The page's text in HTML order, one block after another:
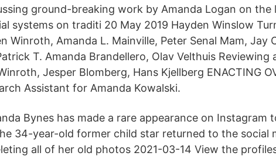
ground-breaking work by Amanda Logan on the
systems on traditi 20 May 2019 Hayden Winslow
Winroth, Amanda L. Mainville, Peter Senal Mam, Jay
T. Amanda Brandellero, Olav Velthuis
Jesper Blomberg, Hans Kjellberg ENACTING
Assistant for Amanda Kowalski.
Bynes has made a rare appearance on Instagram
34-year-old former child star returned to the social
all of her old photos 2021-03-14 View the